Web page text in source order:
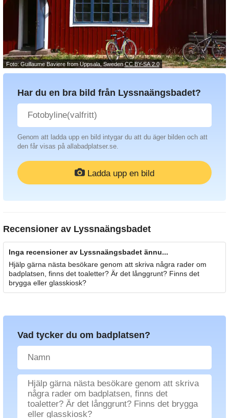
Foto: Guillaume Baviere from Uppsala, SwedenCC BY-SA 2.0
Har du en bra bild från Lyssnaängsbadet?
Genom att ladda upp en bild intygar du att du äger bilden och att
den får visas på allabadplatser.se.
Ladda upp en bild
Recensioner av Lyssnaängsbadet
Inga recensioner av Lyssnaängsbadet ännu...
Hjälp gärna nästa besökare genom att skriva några rader om
badplatsen, finns det toaletter? Är det långgrunt? Finns det
brygga eller glasskiosk?
Vad tycker du om badplatsen?